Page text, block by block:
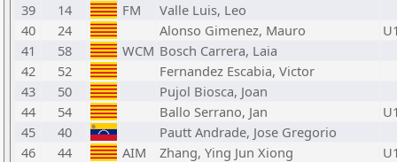
39
14 FM
Valle Luis, Leo
40
24 Alonso Gimenez, Mauro
41
58 WCM Bosch Carrera, Laia
42
52
Fernandez Escabia, Victor
43
50
Pujol Biosca, Joan
44
54 Ballo Serrano, Jan
45
40
Pautt Andrade, Jose Gregorio
46
44 AIM Zhang, Ying Jun Xiong